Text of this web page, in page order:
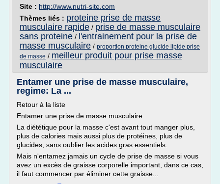
Site : http://www.nutri-site.com
Thèmes liés : proteine prise de masse
musculaire rapide / prise de masse musculaire
sans proteine / l'entrainement pour la prise de
masse musculaire / proportion proteine glucide lipide prise
de masse / meilleur produit pour prise masse
musculaire
Entamer une prise de masse musculaire,
regime: La ...
Retour à la liste
Entamer une prise de masse musculaire
La diététique pour la masse c'est avant tout manger plus,
plus de calories mais aussi plus de protéines, plus de
glucides, sans oublier les acides gras essentiels.
Mais n'entamez jamais un cycle de prise de masse si vous
avez un excès de graisse corporelle important, dans ce cas,
il faut commencer par éliminer cette graisse...